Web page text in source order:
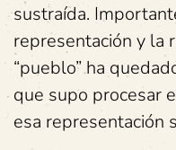
sustraída.
representación y la
“pueblo” ha
que supo procesar
esa representación